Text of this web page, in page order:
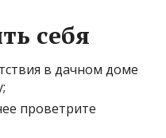
себя
в дачном доме
проветрите